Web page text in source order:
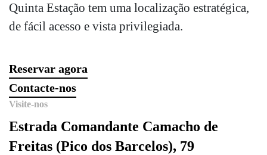
Quinta Estação tem uma localização estratégica,
de fácil acesso e vista privilegiada.
Reservar agora
Contacte-nos
Visite-nos
Estrada Comandante Camacho de
Freitas (Pico dos Barcelos), 79